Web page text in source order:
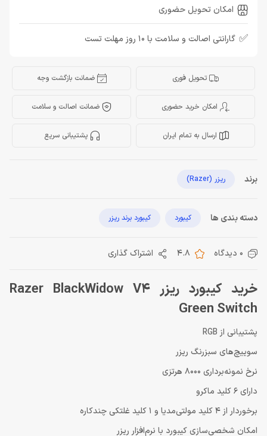
امکان تحویل حضوری
✅ گارانتی اصالت و سلامت با 10 روز مهلت تست
تحویل فوری ضمانت بازگشت وجه
امکان خرید حضوری ضمانت اصالت و سلامت
ارسال به تمام ایران پشتیبانی سریع
برند ریزر (Razer)
دسته بندی ها کیبورد کیبورد برند ریزر
0 دیدگاه 4.8 اشتراک گذاری
خرید کیبورد ریزر Razer BlackWidow V4
Green Switch
پشتیبانی از RGB
سوییچ‌های سبزرنگ ریزر
نرخ نمونه‌برداری 8000 هرتزی
دارای 6 کلید ماکرو
برخوردار از 4 کلید مولتی‌مدیا و 1 کلید غلتکی چندکاره
امکان شخصی‌سازی کیبورد با نرم‌افزار ریزر